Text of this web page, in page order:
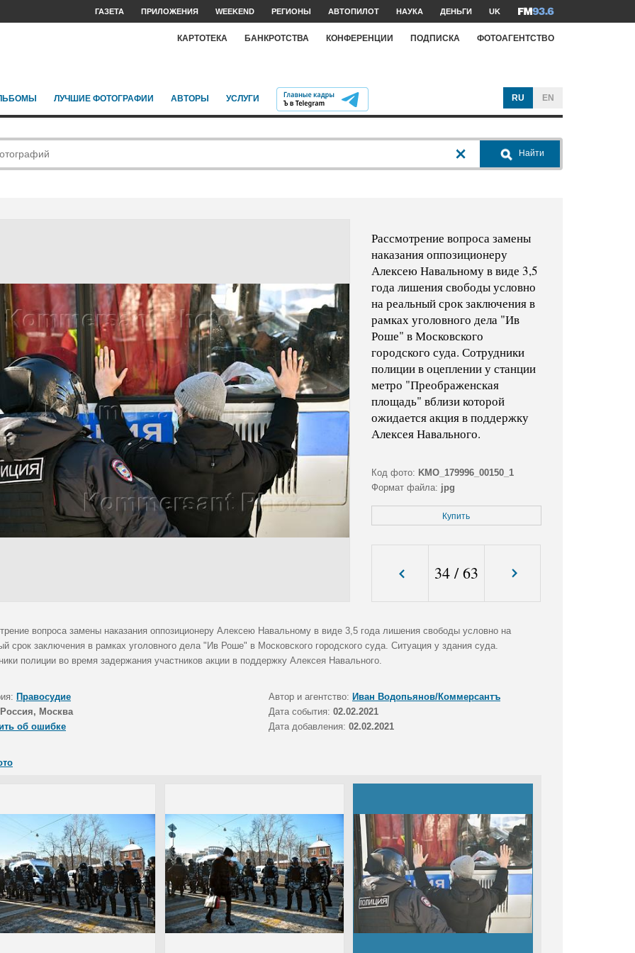
ГАЗЕТА ПРИЛОЖЕНИЯ WEEKEND РЕГИОНЫ АВТОПИЛОТ НАУКА ДЕНЬГИ UK
КАРТОТЕКА БАНКРОТСТВА КОНФЕРЕНЦИИ ПОДПИСКА ФОТОАГЕНТСТВО
ЛУЧШИЕ ФОТОГРАФИИ АВТОРЫ УСЛУГИ RU EN
Найти
Рассмотрение вопроса замены
наказания оппозиционеру
Алексею Навальному в виде 3,5
года лишения свободы условно
на реальный срок заключения в
рамках уголовного дела "Ив
Роше" в Московского
городского суда. Сотрудники
полиции в оцеплении у станции
метро "Преображенская
площадь" вблизи которой
ожидается акция в поддержку
Алексея Навального.
Код фото: KMO_179996_00150_1
Формат файла: jpg
Размер фото (пикс.): 5568x3712
Купить
34/63
вопроса замены наказания оппозиционеру Алексею Навальному в виде 3,5 года лишения свободы условно на
срок заключения в рамках уголовного дела "Ив Роше" в Московского городского суда. Ситуация у здания суда.
полиции во время задержания участников акции в поддержку Алексея Навального.
Правосудие Автор и агентство: Иван Водопьянов/Коммерсантъ
Россия, Москва Дата события: 02.02.2021
об ошибке
Дата добавления: 02.02.2021